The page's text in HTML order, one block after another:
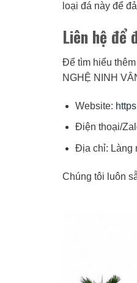
loại đá này để
Liên hệ để
Để tìm hiểu
NGHỆ NINH
Website:
Điện thoại/
Địa chỉ: Làng
Chúng tôi luôn